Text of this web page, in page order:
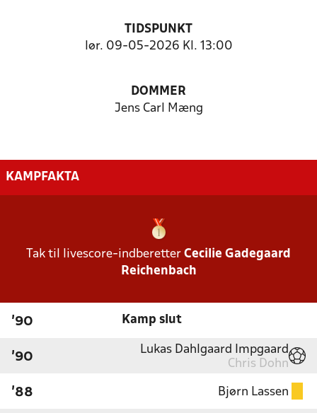
TIDSPUNKT
lør. 09-05-2026 Kl. 13:00
DOMMER
Jens Carl Mæng
KAMPFAKTA
Tak til livescore-indberetter Cecilie Gadegaard
Reichenbach
'90 Kamp slut
'90
Lukas Dahlgaard Impgaard
Chris Dohn
'88 Bjørn Lassen